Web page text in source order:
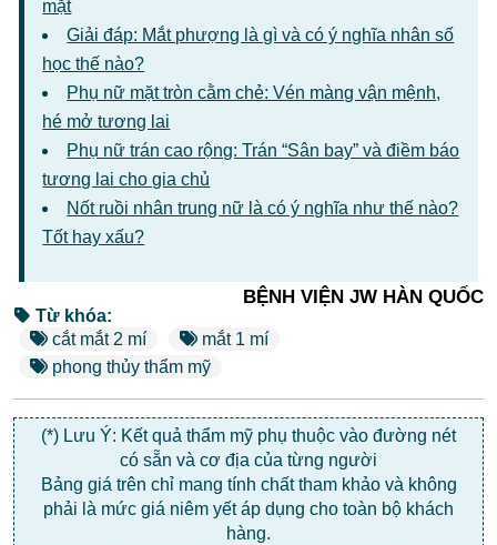
mặt
Giải đáp: Mắt phượng là gì và có ý nghĩa nhân số
học thế nào?
Phụ nữ mặt tròn cằm chẻ: Vén màng vận mệnh,
hé mở tương lai
Phụ nữ trán cao rộng: Trán “Sân bay” và điềm báo
tương lai cho gia chủ
Nốt ruồi nhân trung nữ là có ý nghĩa như thế nào?
Tốt hay xấu?
BỆNH VIỆN JW HÀN QUỐC
Từ khóa:
cắt mắt 2 mí
mắt 1 mí
phong thủy thẩm mỹ
(*) Lưu Ý: Kết quả thẩm mỹ phụ thuộc vào đường nét
có sẵn và cơ địa của từng người
Bảng giá trên chỉ mang tính chất tham khảo và không
phải là mức giá niêm yết áp dụng cho toàn bộ khách
hàng.